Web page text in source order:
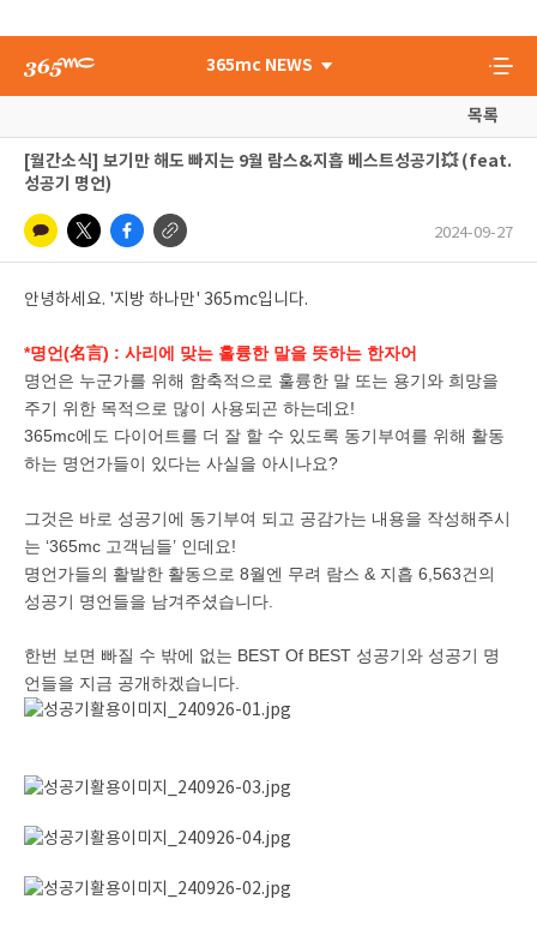
365mc NEWS
목록
[월간소식] 보기만 해도 빠지는 9월 람스&지흡 베스트성공기💥 (feat.
성공기 명언)
2024-09-27
안녕하세요. '지방 하나만' 365mc입니다.
*명언(名言) : 사리에 맞는 훌륭한 말을 뜻하는 한자어
명언은 누군가를 위해 함축적으로 훌륭한 말 또는 용기와 희망을
주기 위한 목적으로 많이 사용되곤 하는데요!
365mc에도 다이어트를 더 잘 할 수 있도록 동기부여를 위해 활동
하는 명언가들이 있다는 사실을 아시나요?
그것은 바로 성공기에 동기부여 되고 공감가는 내용을 작성해주시
는 ‘365mc 고객님들’ 인데요!
명언가들의 활발한 활동으로 8월엔 무려 람스 & 지흡 6,563건의
성공기 명언들을 남겨주셨습니다.
한번 보면 빠질 수 밖에 없는 BEST Of BEST 성공기와 성공기 명
언들을 지금 공개하겠습니다.